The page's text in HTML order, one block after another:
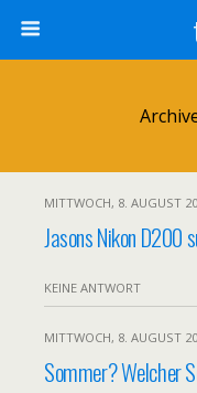
MITTWOCH, 8. AUGUST
Jasons Nikon D200
KEINE ANTWORT
MITTWOCH, 8. AUGUST
Sommer? Welcher